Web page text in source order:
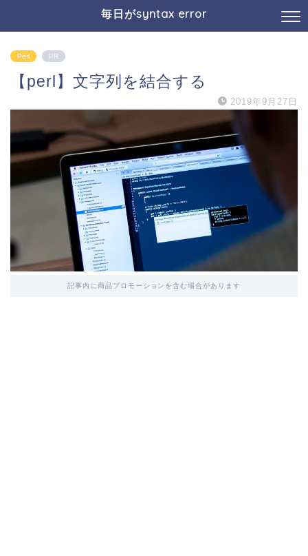
毎日がsyntax error
Perl PR
【perl】文字列を結合する
2019年9月27日
記事内に商品プロモーションを含む場合があります